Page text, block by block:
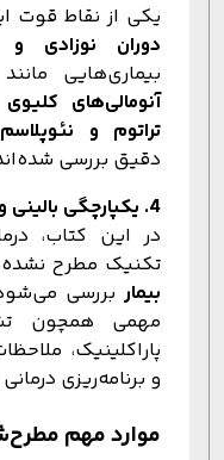
یکی از نقاط قوت
دوران نوزادی و
بیماری‌هایی مانند
آنومالی‌های
تراتوم و
دقیق بررسی
4. یکپارچگی بالینی و جراحی
در این کتاب،
تکنیک مطرح نشده
بیمار بررسی
مهمی همچون
پاراکلینیک،
و برنامه‌ریزی
موارد مهم